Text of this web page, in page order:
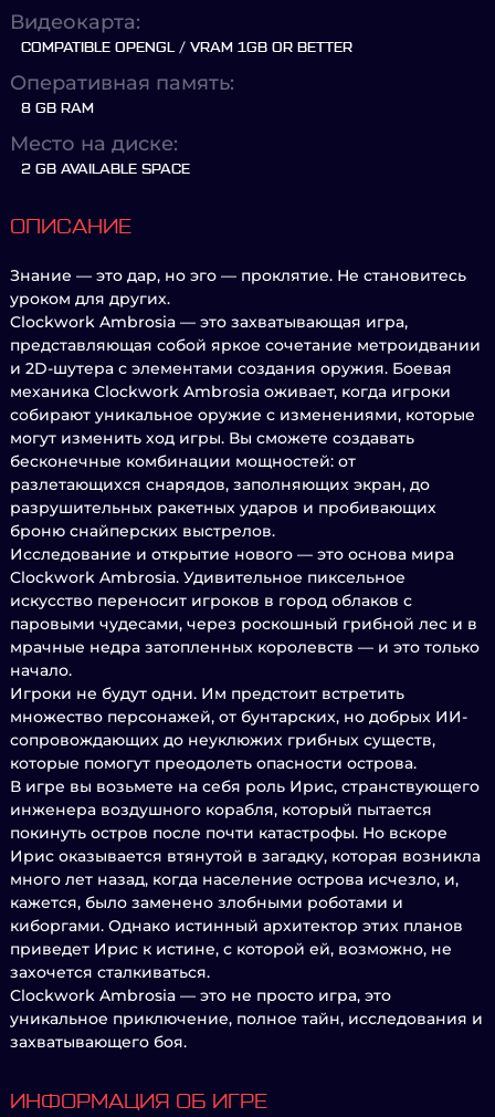
Видеокарта:
COMPATIBLE OPENGL / VRAM 1GB OR BETTER
Оперативная память:
8 GB RAM
Место на диске:
2 GB AVAILABLE SPACE
ОПИСАНИЕ
Знание — это дар, но эго — проклятие. Не становитесь
уроком для других.
Clockwork Ambrosia — это захватывающая игра,
представляющая собой яркое сочетание метроидвании
и 2D-шутера с элементами создания оружия. Боевая
механика Clockwork Ambrosia оживает, когда игроки
собирают уникальное оружие с изменениями, которые
могут изменить ход игры. Вы сможете создавать
бесконечные комбинации мощностей: от
разлетающихся снарядов, заполняющих экран, до
разрушительных ракетных ударов и пробивающих
броню снайперских выстрелов.
Исследование и открытие нового — это основа мира
Clockwork Ambrosia. Удивительное пиксельное
искусство переносит игроков в город облаков с
паровыми чудесами, через роскошный грибной лес и в
мрачные недра затопленных королевств — и это только
начало.
Игроки не будут одни. Им предстоит встретить
множество персонажей, от бунтарских, но добрых ИИ-
сопровождающих до неуклюжих грибных существ,
которые помогут преодолеть опасности острова.
В игре вы возьмете на себя роль Ирис, странствующего
инженера воздушного корабля, который пытается
покинуть остров после почти катастрофы. Но вскоре
Ирис оказывается втянутой в загадку, которая возникла
много лет назад, когда население острова исчезло, и,
кажется, было заменено злобными роботами и
киборгами. Однако истинный архитектор этих планов
приведет Ирис к истине, с которой ей, возможно, не
захочется сталкиваться.
Clockwork Ambrosia — это не просто игра, это
уникальное приключение, полное тайн, исследования и
захватывающего боя.
ИНФОРМАЦИЯ ОБ ИГРЕ